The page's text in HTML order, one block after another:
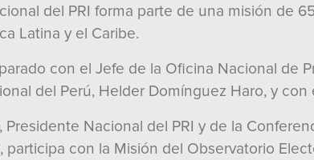
del PRI forma parte de una misión de
Latina y el Caribe.
con el Jefe de la Oficina Nacional de
del Perú, Helder Domínguez Haro, y
Nacional del PRI y de la
participa con la Misión del Observatorio